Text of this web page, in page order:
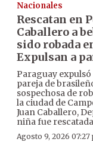
Nacionales
Rescatan en
Caballero a
sido robada
Expulsan a
Paraguay
pareja de
sospechosa de
la ciudad de
Juan Caballero,
niña fue
Agosto 9, 2026 07:27